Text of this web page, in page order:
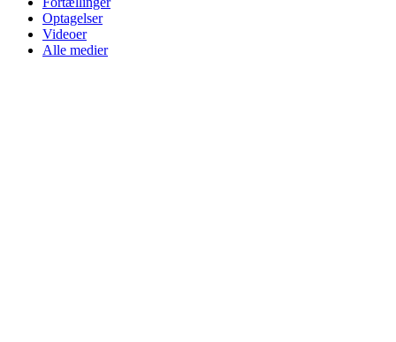
Optagelser
Videoer
Alle medier